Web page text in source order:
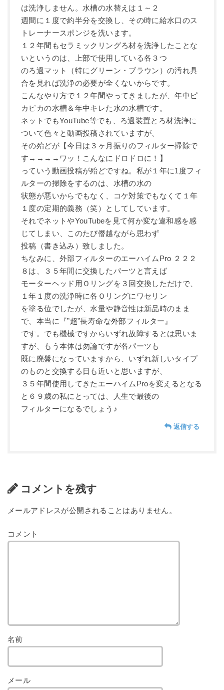
は洗浄しません。水槽の水替えは１～２
週間に１度で約半分を交換し、その時に給水口のス
トレーナースポンジを洗います。
１２年間もセラミックリングろ材を洗浄したことな
いというのは、上部で使用している各３つ
のろ過マット（特にグリーン・ブラウン）の汚れ具
合を見れば洗浄の必要が全くないからです。
こんなやり方で１２年間やってきましたが、年中ピ
カピカの水槽＆年中キレた水の水槽です。
ネットでもYouTube等でも、ろ過装置とろ材洗浄に
ついて色々と動画投稿されていますが、
その殆どが【今日は３ヶ月振りのフィルター掃除で
す→→→→ワッ！こんなにドロドロに！】
っていう動画投稿が殆どですね。私が１年に1度フィ
ルターの掃除をするのは、水槽の水の
状態が悪いからでもなく、コケ対策でもなくて１年
１度の定期的義務（笑）としてしています。
それでネットやYouTubeを見て何か変な違和感を感
じてしまい、このたび僭越ながら思わず
投稿（書き込み）致しました。
ちなみに、外部フィルターのエーハイムPro ２２２
８は、３５年間に交換したパーツと言えば
モーターヘッド用Ｏリングを３回交換しただけで、
１年１度の洗浄時に各Ｏリングにワセリン
を塗る位でしたが、水量や静音性は新品時のまま
で、本当に『”超”長寿命な外部フィルター』
です。でも機械ですからいずれ故障するとは思いま
すが、もう本体は勿論ですが各パーツも
既に廃盤になっていますから、いずれ新しいタイプ
のものと交換する日も近いと思いますが、
３５年間使用してきたエーハイムProを変えるとなる
と６９歳の私にとっては、人生で最後の
フィルターになるでしょう♪
返信する
コメントを残す
メールアドレスが公開されることはありません。
コメント
名前
メール